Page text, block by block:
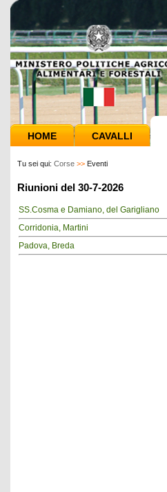
HOME CAVALLI
Tu sei qui: Corse >> Eventi
Riunioni del 30-7-2026
SS.Cosma e Damiano, del Garigliano
Corridonia, Martini
Padova, Breda